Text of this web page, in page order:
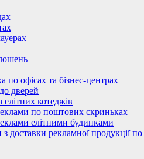
по офісах та бізнес-центрах
дверей
котеджів
по поштових скриньках
елітними будинками
з доставки рекламної продукції